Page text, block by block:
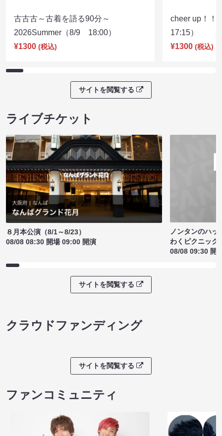
古古古～古着を語る90分～
2026Summer（8/9 18:00）
¥1300 (税込)
cheer up！
17:15）
¥1300 (税込)
サイトを閲覧する
ライブチケット
８月本公演（8/1～8/23）
08/08 08:30 開場 09:00 開演
ノンタンのハッ
わくピクニック
08/08 09:30 開
サイトを閲覧する
クラウドファンディング
サイトを閲覧する
ファンコミュニティ